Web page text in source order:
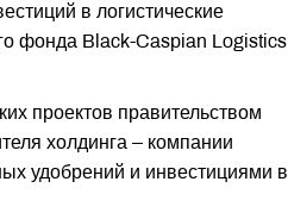
в логистические
фонда Black-Caspian Logistics
проектов правительством
холдинга – компании
удобрений и инвестициями в